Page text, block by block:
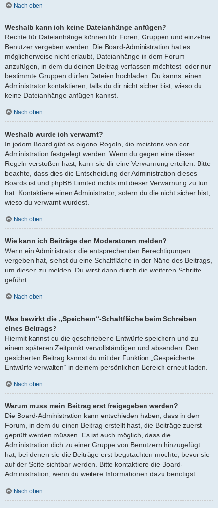
Nach oben
Weshalb kann ich keine Dateianhänge anfügen?
Rechte für Dateianhänge können für Foren, Gruppen und einzelne
Benutzer vergeben werden. Die Board-Administration hat es
möglicherweise nicht erlaubt, Dateianhänge in dem Forum
anzufügen, in dem du deinen Beitrag verfassen möchtest, oder nur
bestimmte Gruppen dürfen Dateien hochladen. Du kannst einen
Administrator kontaktieren, falls du dir nicht sicher bist, wieso du
keine Dateianhänge anfügen kannst.
Nach oben
Weshalb wurde ich verwarnt?
In jedem Board gibt es eigene Regeln, die meistens von der
Administration festgelegt werden. Wenn du gegen eine dieser
Regeln verstoßen hast, kann sie dir eine Verwarnung erteilen. Bitte
beachte, dass dies die Entscheidung der Administration dieses
Boards ist und phpBB Limited nichts mit dieser Verwarnung zu tun
hat. Kontaktiere einen Administrator, sofern du die nicht sicher bist,
wieso du verwarnt wurdest.
Nach oben
Wie kann ich Beiträge den Moderatoren melden?
Wenn ein Administrator die entsprechenden Berechtigungen
vergeben hat, siehst du eine Schaltfläche in der Nähe des Beitrags,
um diesen zu melden. Du wirst dann durch die weiteren Schritte
geführt.
Nach oben
Was bewirkt die „Speichern“-Schaltfläche beim Schreiben
eines Beitrags?
Hiermit kannst du die geschriebene Entwürfe speichern und zu
einem späteren Zeitpunkt vervollständigen und absenden. Den
gesicherten Beitrag kannst du mit der Funktion „Gespeicherte
Entwürfe verwalten“ in deinem persönlichen Bereich erneut laden.
Nach oben
Warum muss mein Beitrag erst freigegeben werden?
Die Board-Administration kann entschieden haben, dass in dem
Forum, in dem du einen Beitrag erstellt hast, die Beiträge zuerst
geprüft werden müssen. Es ist auch möglich, dass die
Administration dich zu einer Gruppe von Benutzern hinzugefügt
hat, bei denen sie die Beiträge erst begutachten möchte, bevor sie
auf der Seite sichtbar werden. Bitte kontaktiere die Board-
Administration, wenn du weitere Informationen dazu benötigst.
Nach oben